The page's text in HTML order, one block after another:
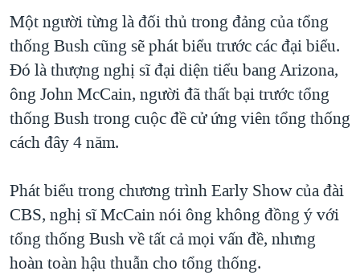
NGƯ DÂN VIỆT VÀ LÀN SÓNG TRỘM HẢI SÂM
BÊN KIA QUỐC LỘ: TIẾNG VỌNG TỪ NÔNG THÔN MỸ
QUAN HỆ VIỆT MỸ
Một người từng là đối thủ trong đảng của tổng
thống Bush cũng sẽ phát biểu trước các đại biểu.
Đó là thượng nghị sĩ đại diện tiểu bang Arizona,
ông John McCain, người đã thất bại trước tổng
thống Bush trong cuộc đề cử ứng viên tổng thống
cách đây 4 năm.
Phát biểu trong chương trình Early Show của đài
CBS, nghị sĩ McCain nói ông không đồng ý với
tổng thống Bush về tất cả mọi vấn đề, nhưng
hoàn toàn hậu thuẫn cho tổng thống.